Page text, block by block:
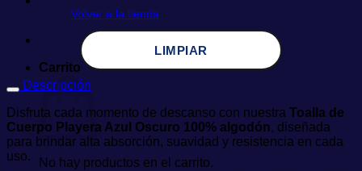
Volver a la tienda
Carrito
No hay productos en el carrito.
LIMPIAR
Descripción
Disfruta cada momento de descanso con nuestra Toalla de
Cuerpo Playera Azul Oscuro 100% algodón, diseñada
para brindar alta absorción, suavidad y resistencia en cada
uso.